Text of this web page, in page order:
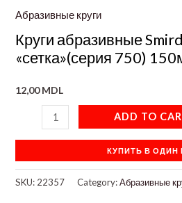
Абразивные круги
Круги абразивные
«сетка»(серия 750)
12,00MDL
ADD TO
КУПИТЬ В ОДИН
SKU: 22357 Category:Абразивные